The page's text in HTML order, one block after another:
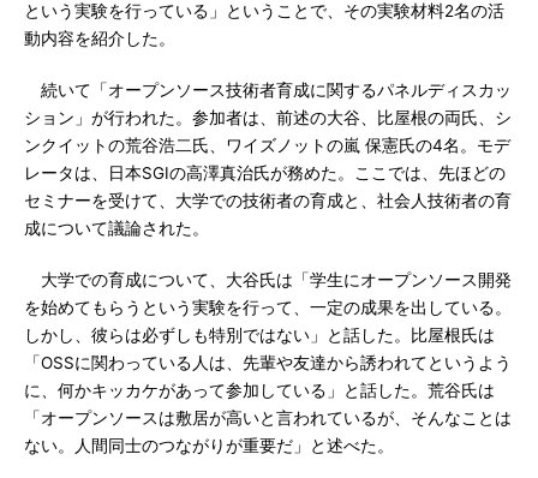
という実験を行っている」ということで、その実験材料2名の活
動内容を紹介した。
続いて「オープンソース技術者育成に関するパネルディスカッ
ション」が行われた。参加者は、前述の大谷、比屋根の両氏、シ
ンクイットの荒谷浩二氏、ワイズノットの嵐 保憲氏の4名。モデ
レータは、日本SGIの高澤真治氏が務めた。ここでは、先ほどの
セミナーを受けて、大学での技術者の育成と、社会人技術者の育
成について議論された。
大学での育成について、大谷氏は「学生にオープンソース開発
を始めてもらうという実験を行って、一定の成果を出している。
しかし、彼らは必ずしも特別ではない」と話した。比屋根氏は
「OSSに関わっている人は、先輩や友達から誘われてというよう
に、何かキッカケがあって参加している」と話した。荒谷氏は
「オープンソースは敷居が高いと言われているが、そんなことは
ない。人間同士のつながりが重要だ」と述べた。